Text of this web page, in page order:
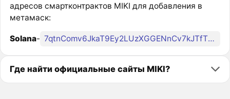
адресов смартконтрактов MIKI для добавления в
метамаск:
Solana- 7qtnComv6JkaT9Ey2LUzXGGENnCv7kJTfTihGg9s27FD
Где найти официальные сайты MIKI?